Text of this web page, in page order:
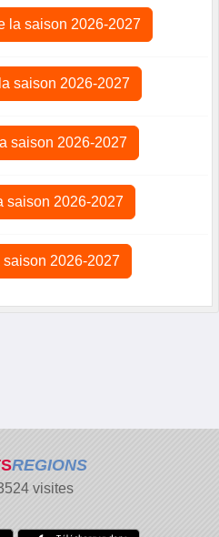
la saison 2026-2027
saison 2026-2027
saison 2026-2027
saison 2026-2027
saison 2026-2027
REGIONS
visites